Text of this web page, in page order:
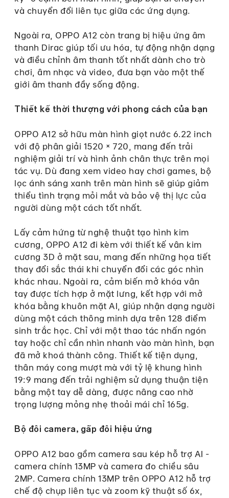
và chuyển đổi liên tục giữa các ứng dụng.
Ngoài ra, OPPO A12 còn trang bị hiệu ứng âm
thanh Dirac giúp tối ưu hóa, tự động nhận dạng
và điều chỉnh âm thanh tốt nhất dành cho trò
chơi, âm nhạc và video, đưa bạn vào một thế
giới âm thanh đầy sống động.
Thiết kế thời thượng với phong cách của bạn
OPPO A12 sở hữu màn hình giọt nước 6.22 inch
với độ phân giải 1520 × 720, mang đến trải
nghiệm giải trí và hình ảnh chân thực trên mọi
tác vụ. Dù đang xem video hay chơi games, bộ
lọc ánh sáng xanh trên màn hình sẽ giúp giảm
thiểu tình trạng mỏi mắt và bảo vệ thị lực của
người dùng một cách tốt nhất.
Lấy cảm hứng từ nghệ thuật tạo hình kim
cương, OPPO A12 đi kèm với thiết kế vân kim
cương 3D ở mặt sau, mang đến những họa tiết
thay đổi sắc thái khi chuyển đổi các góc nhìn
khác nhau. Ngoài ra, cảm biến mở khóa vân
tay được tích hợp ở mặt lưng, kết hợp với mở
khóa bằng khuôn mặt AI, giúp nhận dạng người
dùng một cách thông minh dựa trên 128 điểm
sinh trắc học. Chỉ với một thao tác nhấn ngón
tay hoặc chỉ cần nhìn nhanh vào màn hình, bạn
đã mở khoá thành công. Thiết kế tiện dụng,
thân máy cong mượt mà với tỷ lệ khung hình
19:9 mang đến trải nghiệm sử dụng thuận tiện
bằng một tay dễ dàng, được nâng cao nhờ
trọng lượng mỏng nhẹ thoải mái chỉ 165g.
Bộ đôi camera, gấp đôi hiệu ứng
OPPO A12 bao gồm camera sau kép hỗ trợ AI -
camera chính 13MP và camera đo chiều sâu
2MP. Camera chính 13MP trên OPPO A12 hỗ trợ
chế độ chụp liên tục và zoom kỹ thuật số 6x,